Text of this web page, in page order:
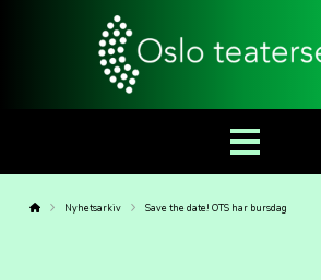
ForsideNyhetsarkiv Save the date! OTS har bursdag